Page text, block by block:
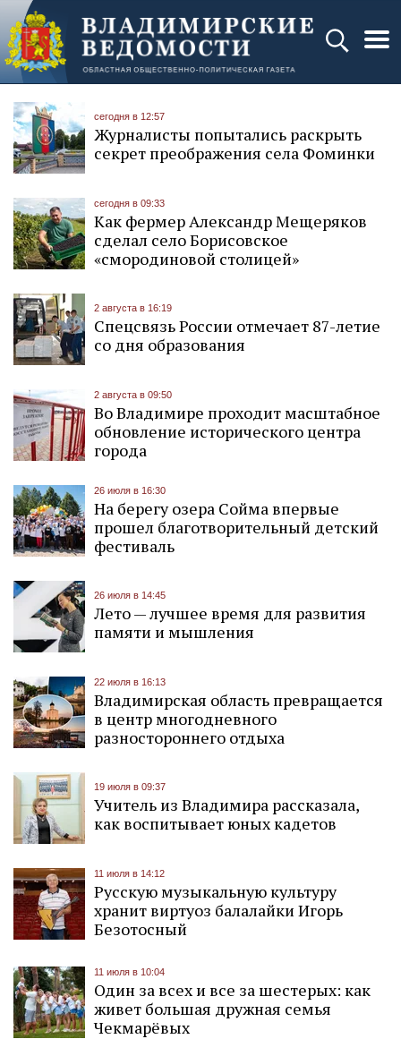
сегодня в 12:57
Журналисты попытались раскрыть
секрет преображения села Фоминки
сегодня в 09:33
Как фермер Александр Мещеряков
сделал село Борисовское
«смородиновой столицей»
2 августа в 16:19
Спецсвязь России отмечает 87-летие
со дня образования
2 августа в 09:50
Во Владимире проходит масштабное
обновление исторического центра
города
26 июля в 16:30
На берегу озера Сойма впервые
прошел благотворительный детский
фестиваль
26 июля в 14:45
Лето — лучшее время для развития
памяти и мышления
22 июля в 16:13
Владимирская область превращается
в центр многодневного
разностороннего отдыха
19 июля в 09:37
Учитель из Владимира рассказала,
как воспитывает юных кадетов
11 июля в 14:12
Русскую музыкальную культуру
хранит виртуоз балалайки Игорь
Безотосный
11 июля в 10:04
Один за всех и все за шестерых: как
живет большая дружная семья
Чекмарёвых